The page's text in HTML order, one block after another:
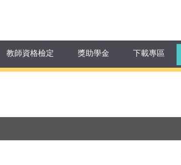
教師資格檢定 獎助學金 下載專區